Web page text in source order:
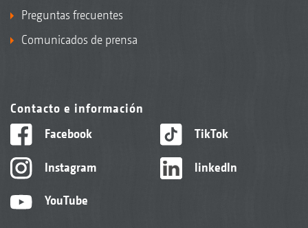
Preguntas frecuentes
Comunicados de prensa
Contacto e información
Facebook
Instagram
YouTube
TikTok
linkedIn